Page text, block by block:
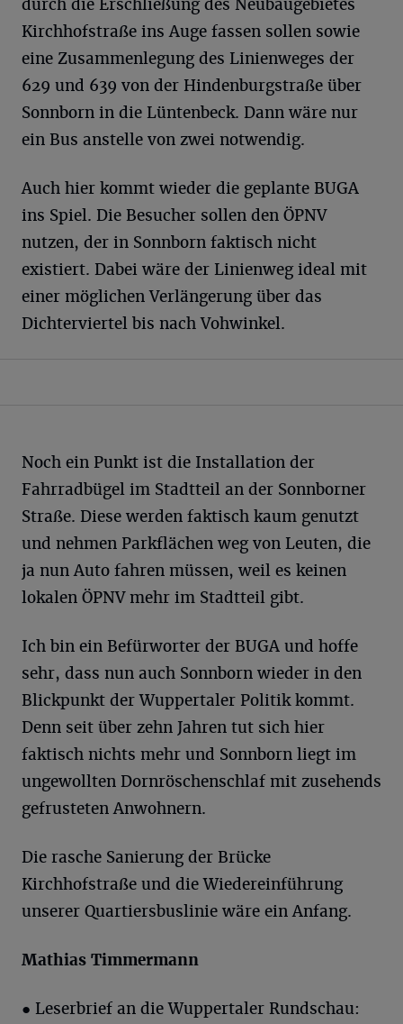
durch die Erschließung des Neubaugebietes
Kirchhofstraße ins Auge fassen sollen sowie
eine Zusammenlegung des Linienweges der
629 und 639 von der Hindenburgstraße über
Sonnborn in die Lüntenbeck. Dann wäre nur
ein Bus anstelle von zwei notwendig.
Auch hier kommt wieder die geplante BUGA
ins Spiel. Die Besucher sollen den ÖPNV
nutzen, der in Sonnborn faktisch nicht
existiert. Dabei wäre der Linienweg ideal mit
einer möglichen Verlängerung über das
Dichterviertel bis nach Vohwinkel.
Noch ein Punkt ist die Installation der
Fahrradbügel im Stadtteil an der Sonnborner
Straße. Diese werden faktisch kaum genutzt
und nehmen Parkflächen weg von Leuten, die
ja nun Auto fahren müssen, weil es keinen
lokalen ÖPNV mehr im Stadtteil gibt.
Ich bin ein Befürworter der BUGA und hoffe
sehr, dass nun auch Sonnborn wieder in den
Blickpunkt der Wuppertaler Politik kommt.
Denn seit über zehn Jahren tut sich hier
faktisch nichts mehr und Sonnborn liegt im
ungewollten Dornröschenschlaf mit zusehends
gefrusteten Anwohnern.
Die rasche Sanierung der Brücke
Kirchhofstraße und die Wiedereinführung
unserer Quartiersbuslinie wäre ein Anfang.
Mathias Timmermann
● Leserbrief an die Wuppertaler Rundschau: